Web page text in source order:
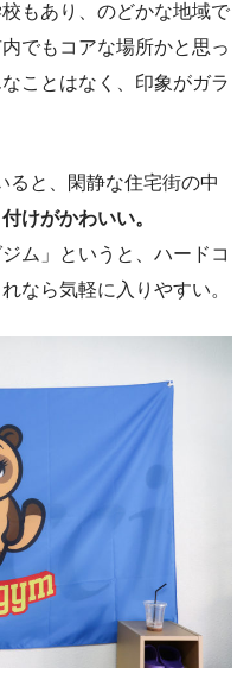
もあり、のどかな地域で
でもコアな場所かと思っ
ことはなく、印象がガラ
ると、閑静な住宅街の中
けがかわいい。
ム」というと、ハードコ
なら気軽に入りやすい。